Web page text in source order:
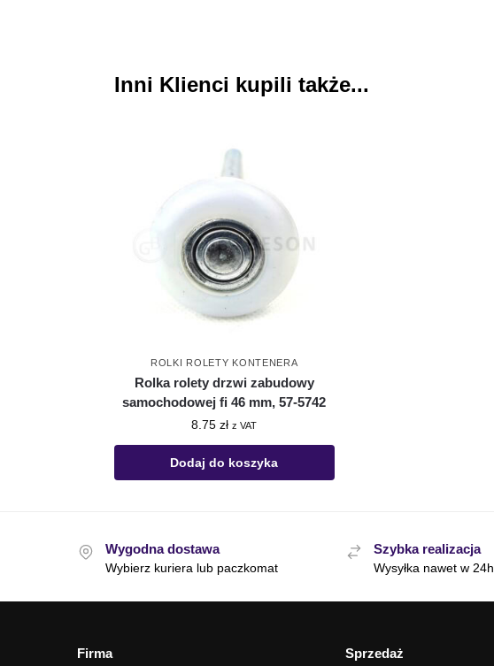
Inni Klienci kupili także...
ROLKI ROLETY KONTENERA
Rolka rolety drzwi zabudowy
samochodowej fi 46 mm, 57-5742
8.75zł z VAT
Dodaj do koszyka
Wygodna dostawa
Wybierz kuriera lub paczkomat
Szybka realizacja
Wysyłka nawet w 24h
Firma Sprzedaż